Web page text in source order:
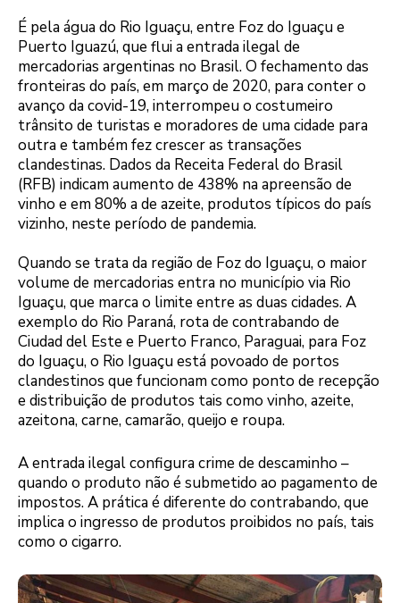
É pela água do Rio Iguaçu, entre Foz do Iguaçu e
Puerto Iguazú, que flui a entrada ilegal de
mercadorias argentinas no Brasil. O fechamento das
fronteiras do país, em março de 2020, para conter o
avanço da covid-19, interrompeu o costumeiro
trânsito de turistas e moradores de uma cidade para
outra e também fez crescer as transações
clandestinas. Dados da Receita Federal do Brasil
(RFB) indicam aumento de 438% na apreensão de
vinho e em 80% a de azeite, produtos típicos do país
vizinho, neste período de pandemia.
Quando se trata da região de Foz do Iguaçu, o maior
volume de mercadorias entra no município via Rio
Iguaçu, que marca o limite entre as duas cidades. A
exemplo do Rio Paraná, rota de contrabando de
Ciudad del Este e Puerto Franco, Paraguai, para Foz
do Iguaçu,o Rio Iguaçu está povoado de portos
clandestinos que funcionam como ponto de recepção
e distribuição de produtos tais como vinho, azeite,
azeitona, carne, camarão, queijo e roupa.
A entrada ilegal configura crime de descaminho –
quando o produto não é submetido ao pagamento de
impostos. A prática é diferente do contrabando, que
implica o ingresso de produtos proibidos no país, tais
como o cigarro.